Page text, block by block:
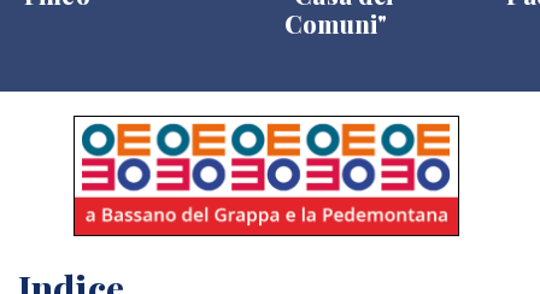
Comuni"